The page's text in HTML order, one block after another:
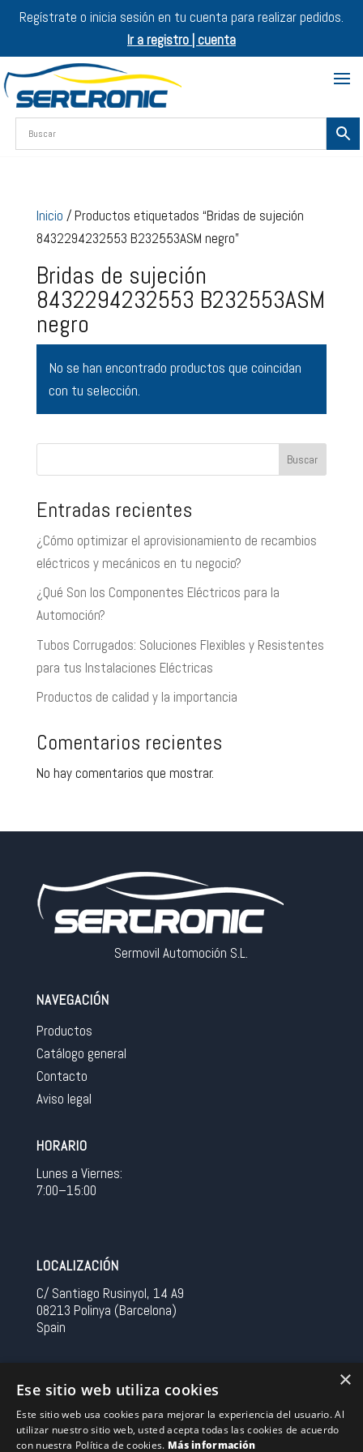
Regístrate o inicia sesión en tu cuenta para realizar pedidos.
Ir a registro | cuenta
Inicio / Productos etiquetados “Bridas de sujeción
8432294232553 B232553ASM negro”
Bridas de sujeción
8432294232553 B232553ASM
negro
No se han encontrado productos que coincidan
con tu selección.
Buscar
Entradas recientes
¿Cómo optimizar el aprovisionamiento de recambios
eléctricos y mecánicos en tu negocio?
¿Qué Son los Componentes Eléctricos para la
Automoción?
Tubos Corrugados: Soluciones Flexibles y Resistentes
para tus Instalaciones Eléctricas
Productos de calidad y la importancia
Comentarios recientes
No hay comentarios que mostrar.
Sermovil Automoción S.L.
NAVEGACIÓN
Productos
Catálogo general
Contacto
Aviso legal
HORARIO
Lunes a Viernes:
7:00–15:00
LOCALIZACIÓN
C/ Santiago Rusinyol, 14 A9
08213 Polinya (Barcelona)
Spain
Tel 0034 93 713 37 30
sermovil@sertronic.es
×
Ese sitio web utiliza cookies
Este sitio web usa cookies para mejorar la experiencia del usuario. Al
utilizar nuestro sitio web, usted acepta todas las cookies de acuerdo
con nuestra Política de cookies. Más información